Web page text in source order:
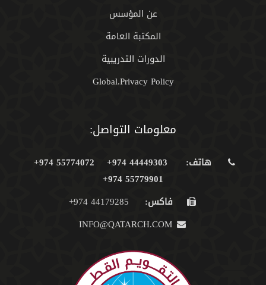
عن المؤسس
المكتبة العامة
الدورات التدريبية
Global.Privacy Policy
معلومات التواصل:
هاتف: 44449303 974+
55774072 974+
55779901 974+
فاكس: